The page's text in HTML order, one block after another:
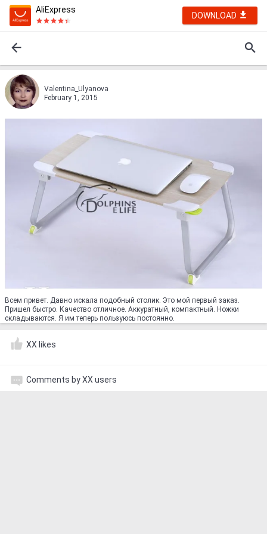
AliExpress
DOWNLOAD
Valentina_Ulyanova
February 1, 2015
Всем привет. Давно искала подобный столик. Это мой первый заказ.
Пришел быстро. Качество отличное. Аккуратный, компактный. Ножки
складываются. Я им теперь пользуюсь постоянно.
XX likes
Comments by XX users